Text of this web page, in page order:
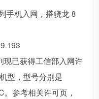
手机入网，搭骁龙 8
现已获得工信部入网许
型，型号分别是
参考相关许可页，